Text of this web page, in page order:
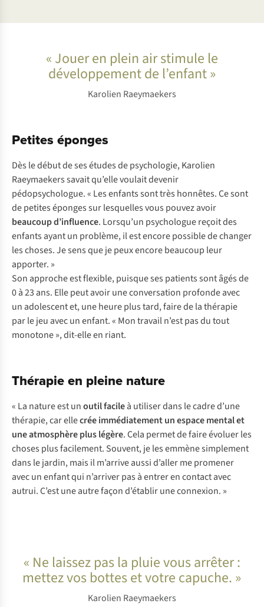
« Jouer en plein air stimule le
développement de l’enfant »
Karolien Raeymaekers
Petites éponges
Dès ledébutdesesétudesdepsychologie,Karolien
Raeymaekerssavaitqu’ellevoulaitdevenir
pédopsychologue.« Lesenfantssonttrès honnêtes.Cesont
depetitesépongessurlesquellesvous pouvezavoir
beaucoupd’influence. Lorsqu’un psychologuereçoitdes
enfants ayantun problème,ilestencorepossibledechanger
leschoses.Jesensquejepeuxencorebeaucoup leur
apporter. »
Son approcheestflexible,puisqueses patientssontâgésde
0 à 23 ans. Ellepeutavoiruneconversation profondeavec
un adolescentet,uneheureplustard,fairede lathérapie
parlejeu avecunenfant.« Montravailn’estpasdutout
monotone»,dit-elleen riant.
Thérapie en pleine nature
« La nature est unoutil facileà utiliser dans le cadre d’une
thérapie, car ellecrée immédiatement un espace mental et
une atmosphère plus légère. Cela permet de faire évoluer les
choses plus facilement. Souvent, je les emmène simplement
dans le jardin, mais il m’arrive aussi d’aller me promener
avec un enfant qui n’arriver pas à entrer en contact avec
autrui. C’est une autre façon d’établir une connexion. »
« Ne laissez pas la pluie vous arrêter :
mettez vos bottes et votre capuche. »
Karolien Raeymaekers